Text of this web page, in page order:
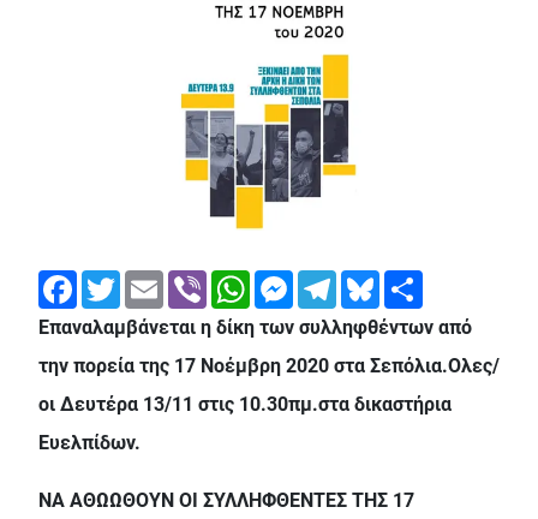
FacebookTwitterEmail Viber WhatsAppMessengerTelegramBluesky
Επαναλαμβάνεται η δίκη των συλληφθέντων από
την πορεία της 17 Νοέμβρη 2020 στα Σεπόλια.Ολες/
οι Δευτέρα 13/11 στις 10.30πμ.στα δικαστήρια
Ευελπίδων.
ΝΑ ΑΘΩΩΘΟΥΝ ΟΙ ΣΥΛΛΗΦΘΕΝΤΕΣ ΤΗΣ 17